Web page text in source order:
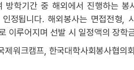
방학기간 중 해외에서 진행하는 봉
정됩니다. 해외봉사는 면접전형,
이루어지며 선발 시 일정액의 장학
제워크캠프, 한국대학사회봉사협의